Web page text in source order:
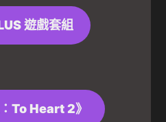
遊戲套組
To Heart 2》